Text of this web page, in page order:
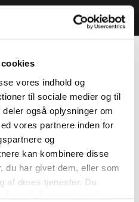
vores indhold og
til sociale medier og til
også oplysninger om
vores partnere inden for
og
kan kombinere disse
du har givet dem, eller som
af deres tjenester. Du